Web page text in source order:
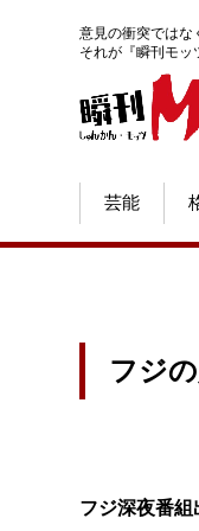
意見の衝突ではな
それが『瞬刊モッ
芸能
フジ
フジ深夜番